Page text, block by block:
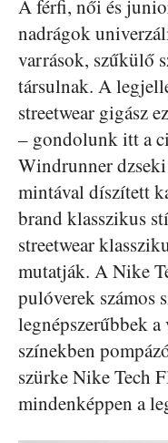
A férfi, női és
nadrágok
varrások, szűkülő
társulnak. A
streetwear gigász
– gondolunk itt a
Windrunner
mintával díszített
brand klasszikus
streetwear
mutatják. A Nike
pulóverek számos
legnépszerűbbek
színekben
szürke Nike Tech
mindenképpen a